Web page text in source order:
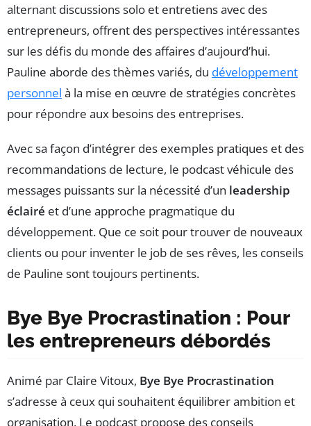
alternant discussions solo et entretiens avec des
entrepreneurs, offrent des perspectives intéressantes
sur les défis du monde des affaires d’aujourd’hui.
Pauline aborde des thèmes variés, du développement
personnel à la mise en œuvre de stratégies concrètes
pour répondre aux besoins des entreprises.
Avec sa façon d’intégrer des exemples pratiques et des
recommandations de lecture, le podcast véhicule des
messages puissants sur la nécessité d’un leadership
éclairé et d’une approche pragmatique du
développement. Que ce soit pour trouver de nouveaux
clients ou pour inventer le job de ses rêves, les conseils
de Pauline sont toujours pertinents.
Bye Bye Procrastination : Pour
les entrepreneurs débordés
Animé par Claire Vitoux, Bye Bye Procrastination
s’adresse à ceux qui souhaitent équilibrer ambition et
organisation. Le podcast propose des conseils